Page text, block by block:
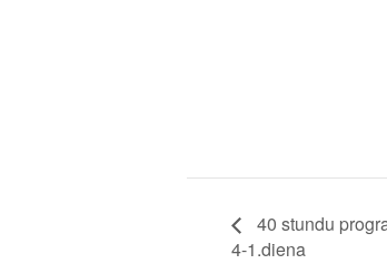
40 stundu
4-1.diena